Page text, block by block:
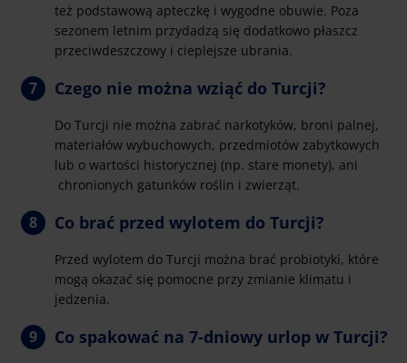
też podstawową apteczkę i wygodne obuwie. Poza
sezonem letnim przydadzą się dodatkowo płaszcz
przeciwdeszczowy i cieplejsze ubrania.
Czego nie można wziąć do Turcji?
Do Turcji nie można zabrać narkotyków, broni palnej,
materiałów wybuchowych, przedmiotów zabytkowych
lub o wartości historycznej (np. stare monety), ani
chronionych gatunków roślin i zwierząt.
Co brać przed wylotem do Turcji?
Przed wylotem do Turcji można brać probiotyki, które
mogą okazać się pomocne przy zmianie klimatu i
jedzenia.
Co spakować na 7-dniowy urlop w Turcji?